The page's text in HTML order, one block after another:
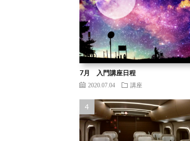
7月 入門講座日程
2020.07.04 講座